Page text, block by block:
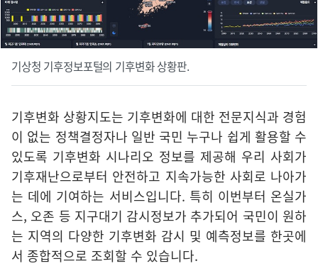
기상청 기후정보포털의 기후변화 상황판.
기후변화 상황지도는 기후변화에 대한 전문지식과 경험
이 없는 정책결정자나 일반 국민 누구나 쉽게 활용할 수
있도록 기후변화 시나리오 정보를 제공해 우리 사회가
기후재난으로부터 안전하고 지속가능한 사회로 나아가
는 데에 기여하는 서비스입니다. 특히 이번부터 온실가
스, 오존 등 지구대기 감시정보가 추가되어 국민이 원하
는 지역의 다양한 기후변화 감시 및 예측정보를 한곳에
서 종합적으로 조회할 수 있습니다.